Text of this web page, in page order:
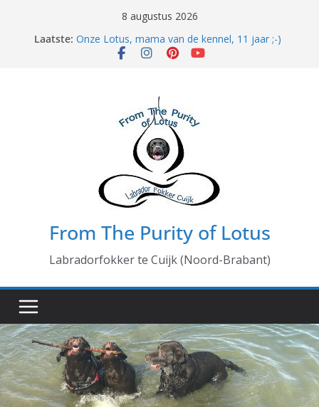
8 augustus 2026
Laatste: Onze Lotus, mama van de kennel, 11 jaar ;-)
Heftige middag gehad
25 februari geboorte pups van Gentle & Mats
From The Purity of Lotus
Labradorfokker te Cuijk (Noord-Brabant)